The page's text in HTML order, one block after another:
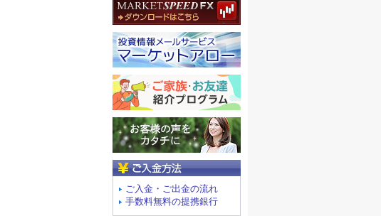
ご入金・ご出金の流れ
手数料無料の提携銀行